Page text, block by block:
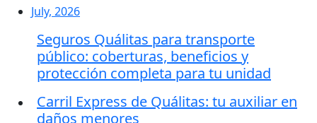
July, 2026
Seguros Quálitas para transporte
público: coberturas, beneficios y
protección completa para tu unidad
Carril Express de Quálitas: tu auxiliar en
daños menores